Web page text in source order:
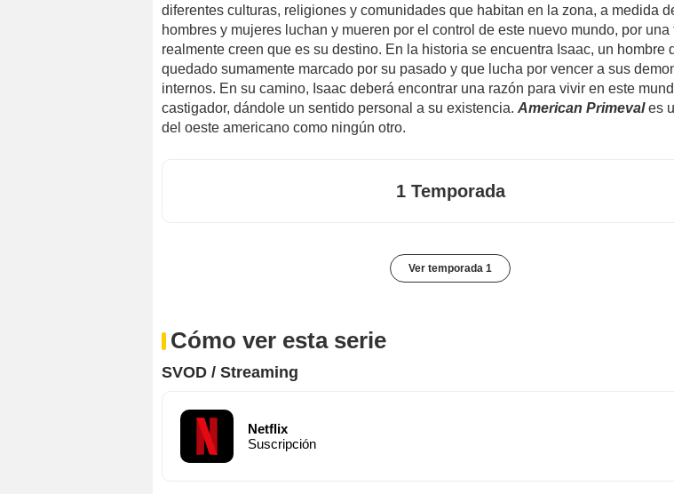
diferentes culturas, religiones y comunidades que habitan en la zona, a medida
hombres y mujeres luchan y mueren por el control de este nuevo mundo, por una
realmente creen que es su destino. En la historia se encuentra Isaac, un hombre
quedado sumamente marcado por su pasado y que lucha por vencer a sus
internos. En su camino, Isaac deberá encontrar una razón para vivir en este
castigador, dándole un sentido personal a su existencia. American Primevales
del oeste americano como ningún otro.
1 Temporada
Ver temporada 1
Cómo ver esta serie
SVOD / Streaming
Netflix
Suscripción